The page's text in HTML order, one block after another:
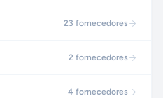
23 fornecedores
2 fornecedores
4 fornecedores